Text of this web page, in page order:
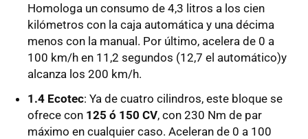
Homologa un consumo de 4,3 litros a los cien
kilómetros con la caja automática y una décima
menos con la manual. Por último, acelera de 0 a
100 km/h en 11,2 segundos (12,7 el automático)y
alcanza los 200 km/h.
1.4 Ecotec: Ya de cuatro cilindros, este bloque se
ofrece con 125 ó 150 CV, con 230 Nm de par
máximo en cualquier caso. Aceleran de 0 a 100